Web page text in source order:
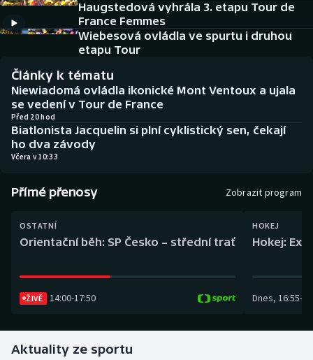
Baseball a softbal
Biatlon
Boby a skeleton
Box
Curling
Dostihy
Gymnastika
Historické návraty
Aplikace ČT sport
AZ kvíz
Haugstedová vyhrála 3. etapu Tour de
France Femmes
Wiebesová ovládla ve spurtu i druhou
etapu Tour
Články k tématu
Niewiadomá ovládla ikonické Mont Ventoux a ujala
se vedení v Tour de France
Před 20 hod
Biatlonista Jacquelin si plní cyklistický sen, čekají
ho dva závody
Včera v 10:33
Přímé přenosy Zobrazit program
OSTATNÍ
Orientační běh: SP Česko – střední trať
ŽIVĚ 14:00-17:50
HOKEJ
Hokej:
Dnes, 16:55-
Aktuality ze sportu